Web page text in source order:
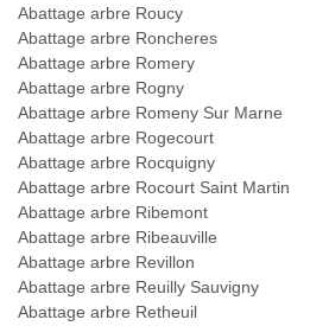
Abattage arbre Roucy
Abattage arbre Roncheres
Abattage arbre Romery
Abattage arbre Rogny
Abattage arbre Romeny Sur Marne
Abattage arbre Rogecourt
Abattage arbre Rocquigny
Abattage arbre Rocourt Saint Martin
Abattage arbre Ribemont
Abattage arbre Ribeauville
Abattage arbre Revillon
Abattage arbre Reuilly Sauvigny
Abattage arbre Retheuil